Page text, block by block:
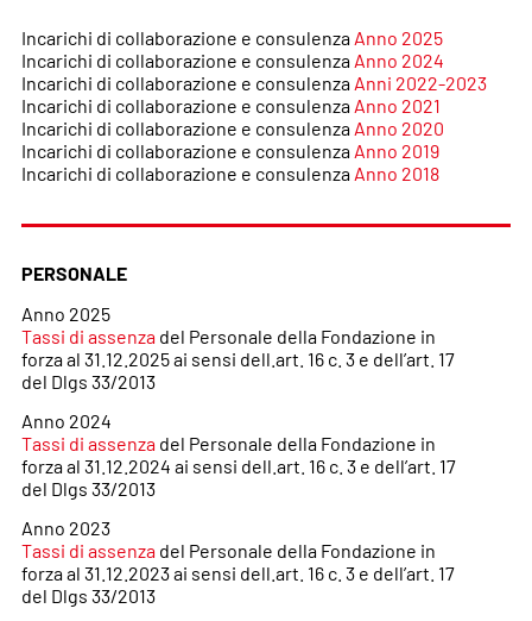
Incarichi di collaborazione e consulenza Anno 2025
Incarichi di collaborazione e consulenza Anno 2024
Incarichi di collaborazione e consulenza Anni 2022-2023
Incarichi di collaborazione e consulenza Anno 2021
Incarichi di collaborazione e consulenza Anno 2020
Incarichi di collaborazione e consulenza Anno 2019
Incarichi di collaborazione e consulenza Anno 2018
PERSONALE
Anno 2025
Tassi di assenzadel Personale della Fondazione in
forza al 31.12.2025 ai sensi dell.art. 16 c. 3 e dell’art. 17
del Dlgs 33/2013
Anno 2024
Tassi di assenzadel Personale della Fondazione in
forza al 31.12.2024 ai sensi dell.art. 16 c. 3 e dell’art. 17
del Dlgs 33/2013
Anno 2023
Tassi di assenzadel Personale della Fondazione in
forza al 31.12.2023 ai sensi dell.art. 16 c. 3 e dell’art. 17
del Dlgs 33/2013